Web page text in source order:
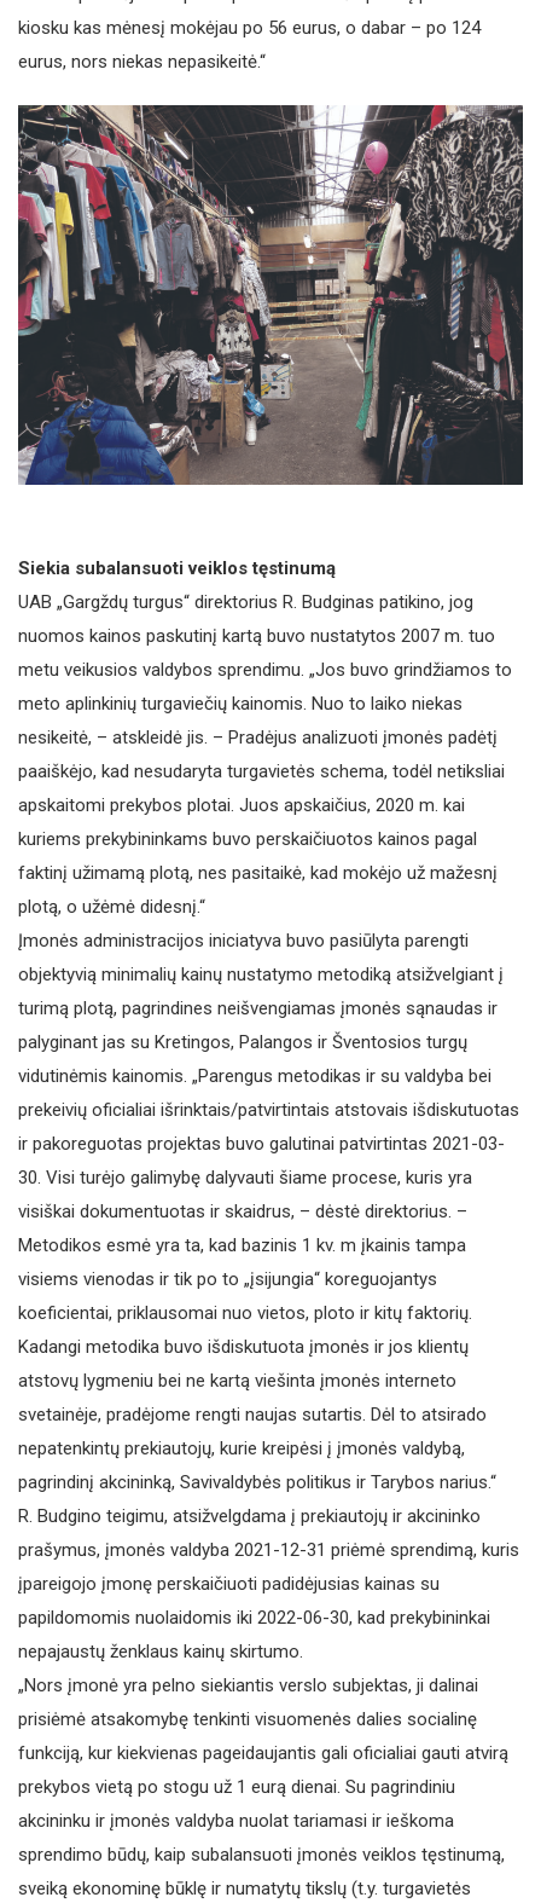
kiosku kas mėnesį mokėjau po 56 eurus, o dabar – po 124
eurus, nors niekas nepasikeitė.“
Siekia subalansuoti veiklos tęstinumą
UAB „Gargždų turgus“ direktorius R. Budginas patikino, jog
nuomos kainos paskutinį kartą buvo nustatytos 2007 m. tuo
metu veikusios valdybos sprendimu. „Jos buvo grindžiamos to
meto aplinkinių turgaviečių kainomis. Nuo to laiko niekas
nesikeitė, – atskleidė jis. – Pradėjus analizuoti įmonės padėtį
paaiškėjo, kad nesudaryta turgavietės schema, todėl netiksliai
apskaitomi prekybos plotai. Juos apskaičius, 2020 m. kai
kuriems prekybininkams buvo perskaičiuotos kainos pagal
faktinį užimamą plotą, nes pasitaikė, kad mokėjo už mažesnį
plotą, o užėmė didesnį.“
Įmonės administracijos iniciatyva buvo pasiūlyta parengti
objektyvią minimalių kainų nustatymo metodiką atsižvelgiant į
turimą plotą, pagrindines neišvengiamas įmonės sąnaudas ir
palyginant jas su Kretingos, Palangos ir Šventosios turgų
vidutinėmis kainomis. „Parengus metodikas ir su valdyba bei
prekeivių oficialiai išrinktais/patvirtintais atstovais išdiskutuotas
ir pakoreguotas projektas buvo galutinai patvirtintas 2021-03-
30. Visi turėjo galimybę dalyvauti šiame procese, kuris yra
visiškai dokumentuotas ir skaidrus, – dėstė direktorius. –
Metodikos esmė yra ta, kad bazinis 1 kv. m įkainis tampa
visiems vienodas ir tik po to „įsijungia“ koreguojantys
koeficientai, priklausomai nuo vietos, ploto ir kitų faktorių.
Kadangi metodika buvo išdiskutuota įmonės ir jos klientų
atstovų lygmeniu bei ne kartą viešinta įmonės interneto
svetainėje, pradėjome rengti naujas sutartis. Dėl to atsirado
nepatenkintų prekiautojų, kurie kreipėsi į įmonės valdybą,
pagrindinį akcininką, Savivaldybės politikus ir Tarybos narius.“
R. Budgino teigimu, atsižvelgdama į prekiautojų ir akcininko
prašymus, įmonės valdyba 2021-12-31 priėmė sprendimą, kuris
įpareigojo įmonę perskaičiuoti padidėjusias kainas su
papildomomis nuolaidomis iki 2022-06-30, kad prekybininkai
nepajaustų ženklaus kainų skirtumo.
„Nors įmonė yra pelno siekiantis verslo subjektas, ji dalinai
prisiėmė atsakomybę tenkinti visuomenės dalies socialinę
funkciją, kur kiekvienas pageidaujantis gali oficialiai gauti atvirą
prekybos vietą po stogu už 1 eurą dienai. Su pagrindiniu
akcininku ir įmonės valdyba nuolat tariamasi ir ieškoma
sprendimo būdų, kaip subalansuoti įmonės veiklos tęstinumą,
sveiką ekonominę būklę ir numatytų tikslų (t.y. turgavietės